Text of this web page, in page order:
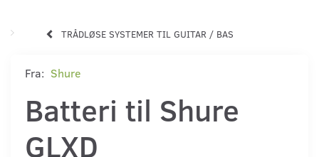
TRÅDLØSE SYSTEMER TIL GUITAR / BAS
Fra: Shure
Batteri til Shure
GLXD